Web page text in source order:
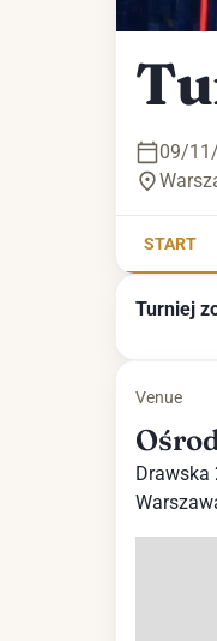
09/
START
Turniej
Venue
Drawska